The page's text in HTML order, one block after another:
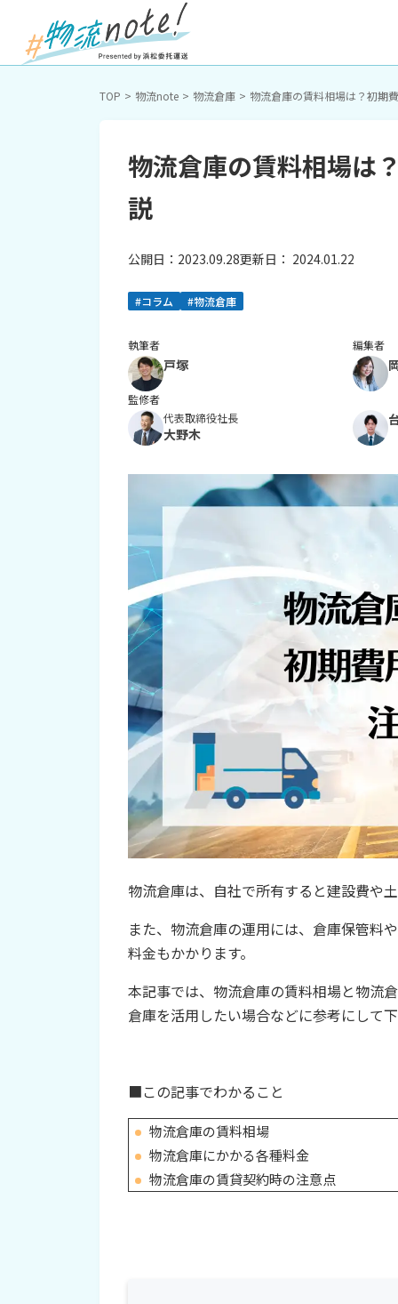
TOP 物流note 物流倉庫 物流倉庫の賃料相場は？初期
物流倉庫の賃料相場は
説
公開日： 2023.09.28更新日： 2024.01.22
#コラム #物流倉庫
執筆者
戸塚
編集者
監修者
代表取締役社長
大野木
物流倉庫は、自社で所有すると建設費や
また、物流倉庫の運用には、倉庫保管料
料金もかかります。
本記事では、物流倉庫の賃料相場と物流
倉庫を活用したい場合などに参考にして下
■この記事でわかること
物流倉庫の賃料相場
物流倉庫にかかる各種料金
物流倉庫の賃貸契約時の注意点